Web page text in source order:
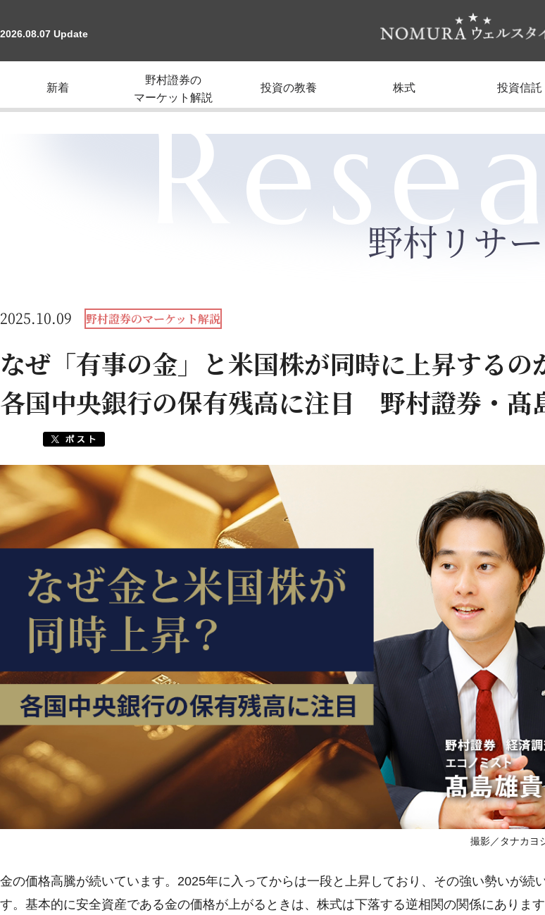
2026.08.07 Update
新着
野村證券の
マーケット解説
投資の教養 株式 投資信託
野村リサ
2025.10.09 野村證券のマーケット解説
なぜ「有事の金」と米国株が同時に上昇する
各国中央銀行の保有残高に注目 野村證券・髙
撮影／タナカヨ
金の価格高騰が続いています。2025年に入ってからは一段と上昇しており、その強い勢いが続
す。基本的に安全資産である金の価格が上がるときは、株式は下落する逆相関の関係にありま